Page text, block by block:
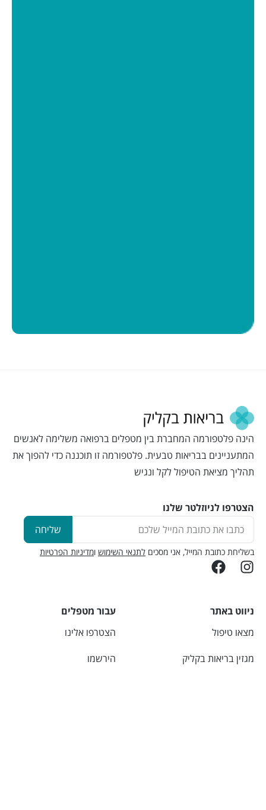
הינה פלטפורמה המחברת בין מטפלים ברפואה משלימה לאנשים
המתעניינים בבריאות טבעית. פלטפורמה זו תוכננה כדי להפוך את
תהליך מציאת הטיפול לקל ונגיש
הצטרפו לניוזלטר שלנו
שליחה
בשליחת כתובת המייל, אני מסכים לתנאי השימוש ומדיניות הפרטיות
עבור מטפלים
הצטרפו אלינו
הירשמו
ניווט באתר
מצאו טיפול
מגזין בריאות בקליק